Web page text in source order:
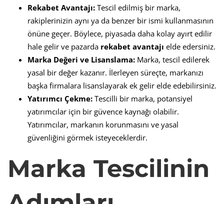
Rekabet Avantajı: Tescil edilmiş bir marka,
rakiplerinizin aynı ya da benzer bir ismi kullanmasının
önüne geçer. Böylece, piyasada daha kolay ayırt edilir
hale gelir ve pazarda rekabet avantajı elde edersiniz.
Marka Değeri ve Lisanslama: Marka, tescil edilerek
yasal bir değer kazanır. İlerleyen süreçte, markanızı
başka firmalara lisanslayarak ek gelir elde edebilirsiniz.
Yatırımcı Çekme: Tescilli bir marka, potansiyel
yatırımcılar için bir güvence kaynağı olabilir.
Yatırımcılar, markanın korunmasını ve yasal
güvenliğini görmek isteyeceklerdir.
Marka Tescilinin